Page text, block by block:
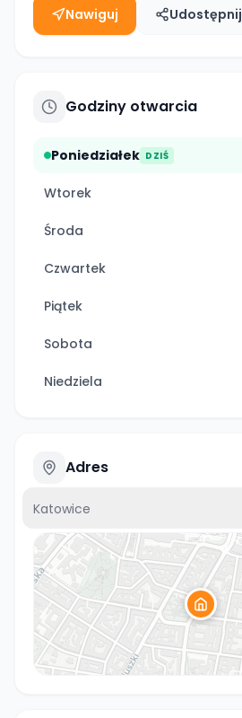
Nawiguj Udostępnij
Godziny otwarcia
Poniedziałek DZIŚ
Wtorek
Środa
Czwartek
Piątek
Sobota
Niedziela
Adres
Katowice